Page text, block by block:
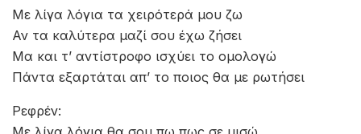
Με λίγα λόγια τα χειρότερά μου ζω
Αν τα καλύτερα μαζί σου έχω ζήσει
Μα και τ’ αντίστροφο ισχύει το ομολογώ
Πάντα εξαρτάται απ’ το ποιος θα με ρωτήσει
Ρεφρέν: